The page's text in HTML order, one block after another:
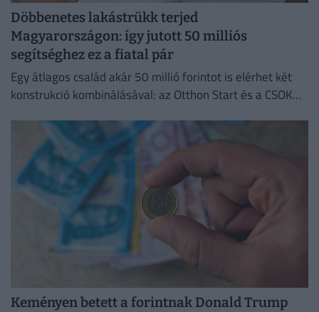
Döbbenetes lakástrükk terjed
Magyarországon: így jutott 50 milliós
segítséghez ez a fiatal pár
Egy átlagos család akár 50 millió forintot is elérhet két
konstrukció kombinálásával: az Otthon Start és a CSOK
Keményen betett a forintnak Donald Trump